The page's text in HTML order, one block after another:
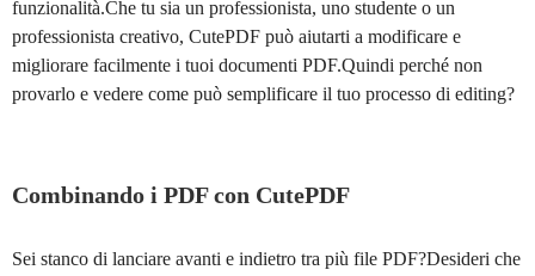
funzionalità.Che tu sia un professionista, uno studente o un
professionista creativo, CutePDF può aiutarti a modificare e
migliorare facilmente i tuoi documenti PDF.Quindi perché non
provarlo e vedere come può semplificare il tuo processo di editing?
Combinando i PDF con CutePDF
Sei stanco di lanciare avanti e indietro tra più file PDF?Desideri che